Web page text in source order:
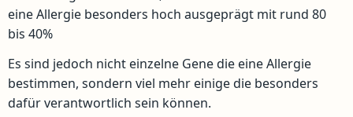
eine Allergie besonders hoch ausgeprägt mit rund 80
bis 40%
Es sind jedoch nicht einzelne Gene die eine Allergie
bestimmen, sondern viel mehr einige die besonders
dafür verantwortlich sein können.